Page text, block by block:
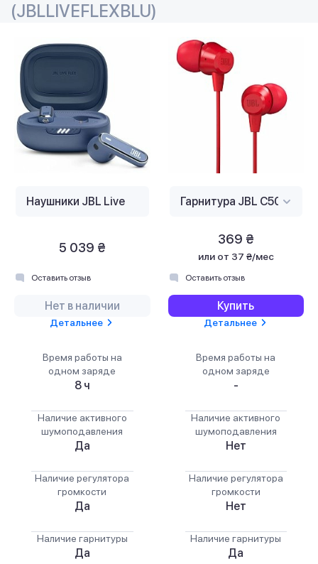
(JBLLIVEFLEXBLU)
5 039 ₴
Оставить отзыв
Нет в наличии
Детальнее
Время работы на
одном заряде
8 ч
Наличие активного
шумоподавления
Да
Наличие регулятора
громкости
Да
Наличие гарнитуры
Да
369 ₴
или от 37 ₴/мес
Оставить отзыв
Купить
Детальнее
Время работы на
одном заряде
-
Наличие активного
шумоподавления
Нет
Наличие регулятора
громкости
Нет
Наличие гарнитуры
Да